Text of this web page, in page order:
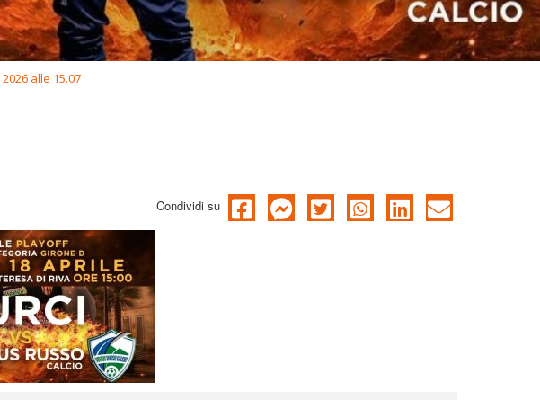
alle 15.07
Condividi su